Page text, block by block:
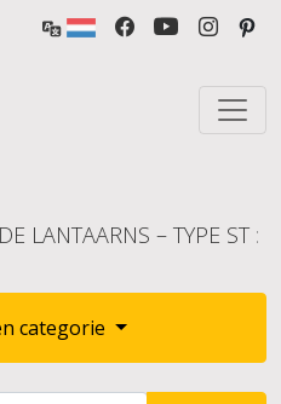
LANTAARNS – TYPE ST :
categorie